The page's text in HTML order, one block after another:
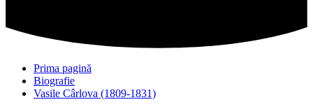
Prima pagină
Biografie
Vasile Cârlova (1809-1831)